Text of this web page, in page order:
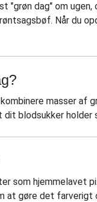
dag" om
Når du
masser af
blodsukker
som
at gøre det